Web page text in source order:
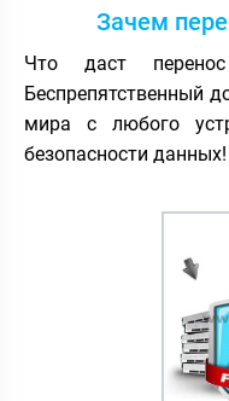
Зачем
Что даст
Беспрепятственный
мира с любого
безопасности данных!